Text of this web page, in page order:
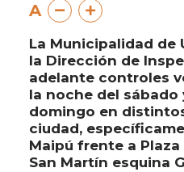
A
La Municipalidad de
la Dirección de
adelante controles
la noche del sábado
domingo en
ciudad,
Maipú frente a
San Martín esquina